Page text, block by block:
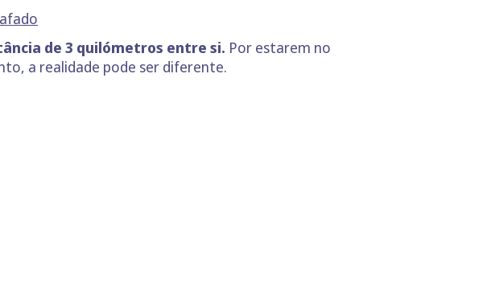
de 3 quilómetros entre si. Por estarem no
a realidade pode ser diferente.